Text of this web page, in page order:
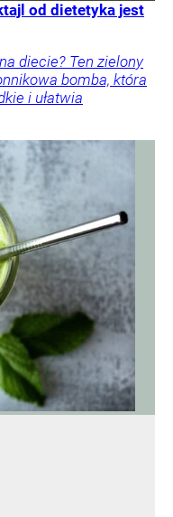
od dietetyka jest
diecie? Ten zielony
bomba, która
i ułatwia